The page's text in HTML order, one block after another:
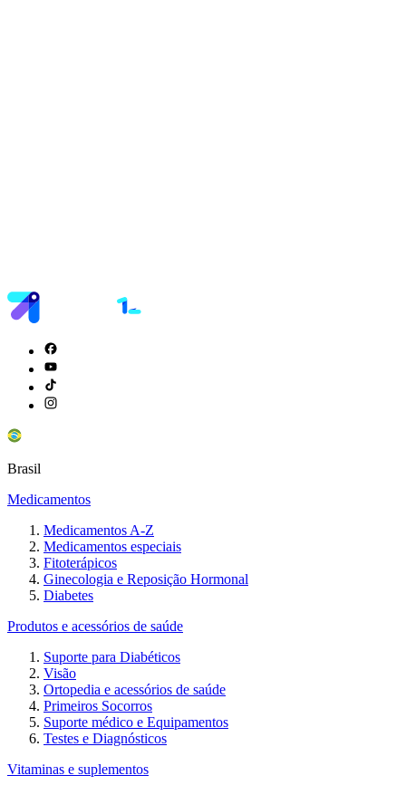
Brasil
Medicamentos
Medicamentos A-Z
Medicamentos especiais
Fitoterápicos
Ginecologia e Reposição Hormonal
Diabetes
Produtos e acessórios de saúde
Suporte para Diabéticos
Visão
Ortopedia e acessórios de saúde
Primeiros Socorros
Suporte médico e Equipamentos
Testes e Diagnósticos
Vitaminas e suplementos